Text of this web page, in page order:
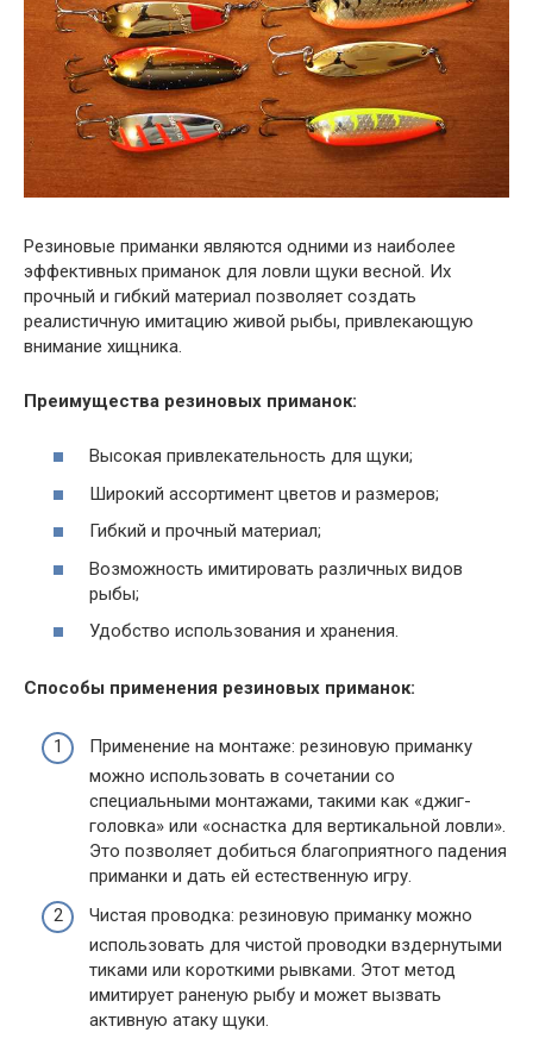
Резиновые приманки являются одними из наиболее
эффективных приманок для ловли щуки весной. Их
прочный и гибкий материал позволяет создать
реалистичную имитацию живой рыбы, привлекающую
внимание хищника.
Преимущества резиновых приманок:
Высокая привлекательность для щуки;
Широкий ассортимент цветов и размеров;
Гибкий и прочный материал;
Возможность имитировать различных видов
рыбы;
Удобство использования и хранения.
Способы применения резиновых приманок:
Применение на монтаже: резиновую приманку
можно использовать в сочетании со
специальными монтажами, такими как «джиг-
головка» или «оснастка для вертикальной ловли».
Это позволяет добиться благоприятного падения
приманки и дать ей естественную игру.
Чистая проводка: резиновую приманку можно
использовать для чистой проводки вздернутыми
тиками или короткими рывками. Этот метод
имитирует раненую рыбу и может вызвать
активную атаку щуки.